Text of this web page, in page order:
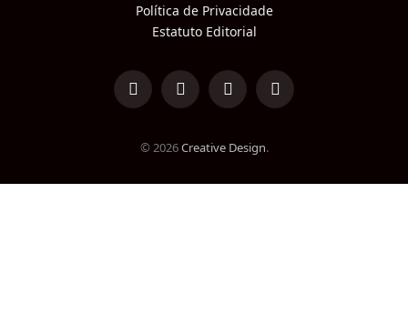
Política de Privacidade
Estatuto Editorial
LinkedInFacebookInstagramTikTok
© 2026Creative Design.